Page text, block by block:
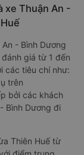
xe Thuận An -
- Bình Dương
giá từ 1 đến
các tiêu chí như:
trên
bởi các khách
Bình Dương đi
Thiên Huế từ